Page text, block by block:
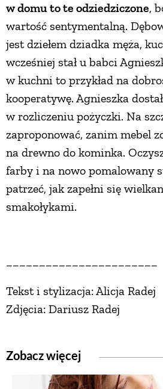
w domu to te odziedziczone,
wartość sentymentalną.
jest dziełem dziadka męża,
wcześniej stał u babci
w kuchni to przykład na
kooperatywę. Agnieszka
w rozliczeniu pożyczki. Na
zaproponować, zanim mebel
na drewno do kominka.
farby i na nowo pomalowany
patrzeć, jak zapełni się
smakołykami.
Tekst i stylizacja: Alicja Radej
Zdjęcia: Dariusz Radej
Zobacz więcej